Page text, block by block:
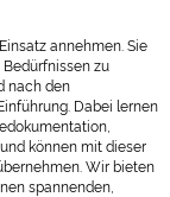
annehmen. Sie
zu
nach den
Dabei lernen
können mit dieser
Wir bieten
spannenden,